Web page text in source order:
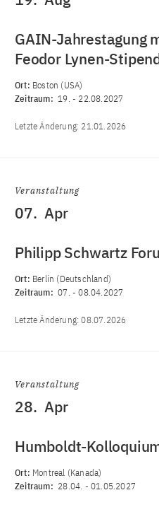
GAIN-Jahrestagung
Feodor Lynen-
Ort: Boston (USA)
Zeitraum: 19. - 22.08.2027
Letzte Änderung: 21.01.2026
Veranstaltung
07. Apr
Philipp Schwartz
Ort: Berlin (Deutschland)
Zeitraum: 07. -08.04.2027
Letzte Änderung:08.07.2026
Veranstaltung
28. Apr
Humboldt-
Ort: Montreal (Kanada)
Zeitraum: 28.04. -01.05.2027